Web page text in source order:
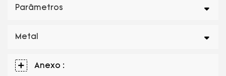
Parâmetros
Metal
Anexo :